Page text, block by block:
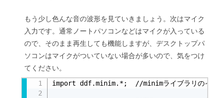
もう少し色んな音の波形を見ていきましょう。次はマイク
入力です。通常ノートパソコンなどはマイクが入っている
ので、そのまま再生しても機能しますが、デスクトップパ
ソコンはマイクがついていない場合が多いので、気をつけ
てください。
import ddf.minim.*;  //minimライブラリのイン